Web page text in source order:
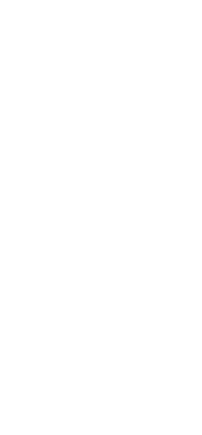
aos favoritos
aos favoritos
aos favoritos